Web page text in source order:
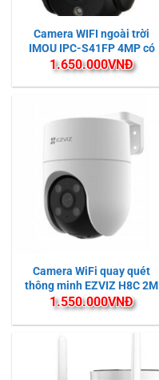
Camera WIFI ngoài trời
IMOU IPC-S41FP 4MP có
màu ban đêm
1.650.000VNĐ
Camera WiFi quay quét
thông minh EZVIZ H8C 2M
1.550.000VNĐ